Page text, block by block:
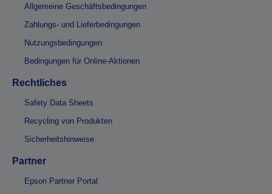
Allgemeine Geschäftsbedingungen
Zahlungs- und Lieferbedingungen
Nutzungsbedingungen
Bedingungen für Online-Aktionen
Rechtliches
Safety Data Sheets
Recycling von Produkten
Sicherheitshinweise
Partner
Epson Partner Portal